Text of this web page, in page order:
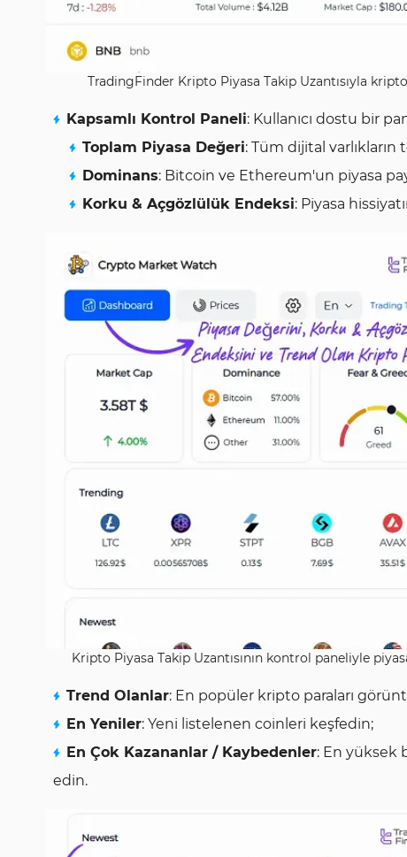
TradingFinder Kripto Piyasa Takip Uzantısıyla
Kapsamlı Kontrol Paneli: Kullanıcı dostu bir
Toplam Piyasa Değeri: Tüm dijital
Dominans: Bitcoin ve Ethereum'un piyasa
Korku & Açgözlülük Endeksi: Piyasa
Kripto Piyasa Takip Uzantısının kontrol paneliyle
Trend Olanlar: En popüler kripto paraları
En Yeniler: Yeni listelenen coinleri keşfedin;
En Çok Kazananlar / Kaybedenler: En yüksek
edin.